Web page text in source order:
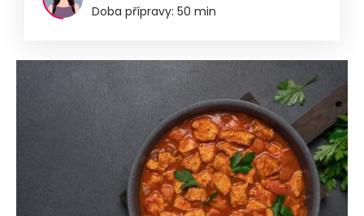
Doba přípravy: 50 min